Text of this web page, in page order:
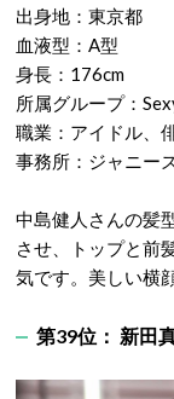
出身地：東京都
血液型：A型
身長：176cm
所属グループ：
職業：アイドル、
事務所：ジャニー
中島健人さんの髪
させ、トップと前
気です。美しい横
第39位： 新田